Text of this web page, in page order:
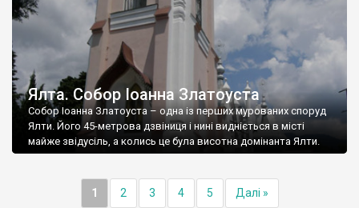
Ялта. Собор Іоанна Златоуста
Собор Іоанна Златоуста – одна із перших мурованих споруд
Ялти. Його 45-метрова дзвіниця і нині видніється в місті
майже звідусіль, а колись це була висотна домінанта Ялти.
1 2 3 4 5 Далі »